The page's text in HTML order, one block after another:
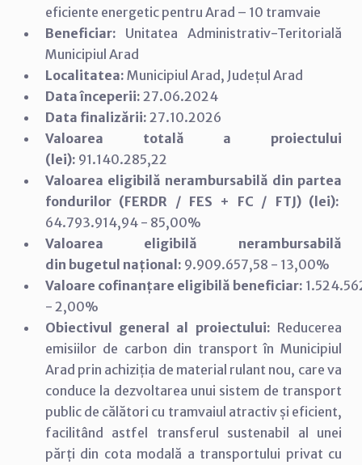
eficiente energetic pentru Arad – 10 tramvaie
Beneficiar: Unitatea Administrativ-Teritorială
Municipiul Arad
Localitatea: Municipiul Arad, Județul Arad
Data începerii: 27.06.2024
Data finalizării: 27.10.2026
Valoarea totală a proiectului
(lei): 91.140.285,22
Valoarea eligibilă nerambursabilă din partea
fondurilor (FERDR / FES + FC / FTJ) (lei):
64.793.914,94 - 85,00%
Valoarea eligibilă nerambursabilă
din bugetul național: 9.909.657,58 - 13,00%
Valoare cofinanțare eligibilă beneficiar:
- 2,00%
Obiectivul general al proiectului: Reducerea
emisiilor de carbon din transport în Municipiul
Arad prin achiziția de material rulant nou, care va
conduce la dezvoltarea unui sistem de transport
public de călători cu tramvaiul atractiv și eficient,
facilitând astfel transferul sustenabil al unei
părți din cota modală a transportului privat cu